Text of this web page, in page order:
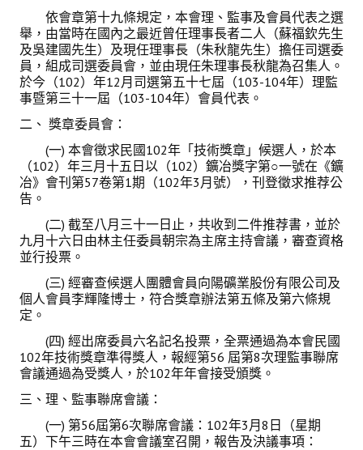
本會朱前理事長榮獲2012年第30屆國家傑出總經理獎
鑛冶期刊獲行政院頒發雜誌金鼎獎
歷年詹天佑論文獎與中工會論文得獎人
學會出版品
鑛冶期刊 (需登入會員)
鑛冶期刊徵稿
年會手冊
專題討論會論文集
鑽禧紀念冊
礦冶工程名詞與礦冶辭典
學會電子報
活動專區
歷年年會
依會章第十九條規定，本會理、監事及會員代表之選
舉，由當時在國內之最近曾任理事長者二人（蘇福欽先生
及吳建國先生）及現任理事長（朱秋龍先生）擔任司選委
員，組成司選委員會，並由現任朱理事長秋龍為召集人。
於今（102）年12月司選第五十七屆（103-104年）理監
事暨第三十一屆（103-104年）會員代表。
二、 獎章委員會：
(一) 本會徵求民國102年「技術獎章」候選人，於本
（102）年三月十五日以（102）鑛冶獎字第○一號在《鑛
冶》會刊第57卷第1期（102年3月號），刊登徵求推荐公
告。
(二) 截至八月三十一日止，共收到二件推荐書，並於
九月十六日由林主任委員朝宗為主席主持會議，審查資格
並行投票。
(三) 經審查候選人團體會員向陽礦業股份有限公司及
個人會員李輝隆博士，符合獎章辦法第五條及第六條規
定。
(四) 經出席委員六名記名投票，全票通過為本會民國
102年技術獎章準得獎人，報經第56 屆第8次理監事聯席
會議通過為受獎人，於102年年會接受頒獎。
三、理、監事聯席會議：
(一) 第56屆第6次聯席會議：102年3月8日（星期
五）下午三時在本會會議室召開，報告及決議事項：